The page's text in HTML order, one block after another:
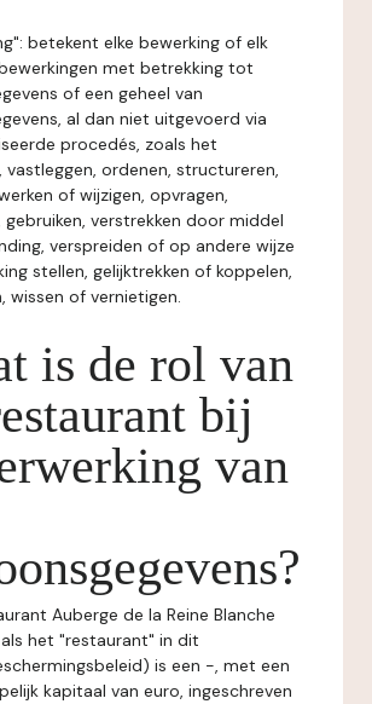
betekent elke bewerking of elk
met betrekking tot
of een geheel van
al dan niet uitgevoerd via
procedés, zoals het
vastleggen, ordenen, structureren,
of wijzigen, opvragen,
gebruiken, verstrekken door middel
verspreiden of op andere wijze
stellen, gelijktrekken of koppelen,
wissen of vernietigen.
is de rol van
bij
van
Auberge de la Reine Blanche
het "restaurant" in dit
is een -, met een
kapitaal van euro, ingeschreven